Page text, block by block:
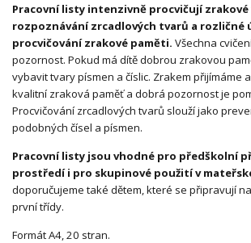
Pracovní listy intenzivně procvičují zrakové
rozpoznávání zrcadlových tvarů a rozličné
procvičování zrakové paměti. Všechna
pozornost. Pokud má dítě dobrou zrakovou
vybavit tvary písmen a číslic. Zrakem přijímáme
kvalitní zraková paměť a dobrá pozornost je
Procvičování zrcadlových tvarů slouží jako
podobných čísel a písmen.
Pracovní listy jsou vhodné pro předškolní
prostředí i pro skupinové použití v
doporučujeme také dětem, které se připravují
první třídy.
Formát A4, 20 stran.